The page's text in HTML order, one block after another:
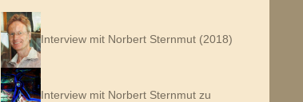
Interview mit Norbert Sternmut (2018)
Interview mit Norbert Sternmut zu